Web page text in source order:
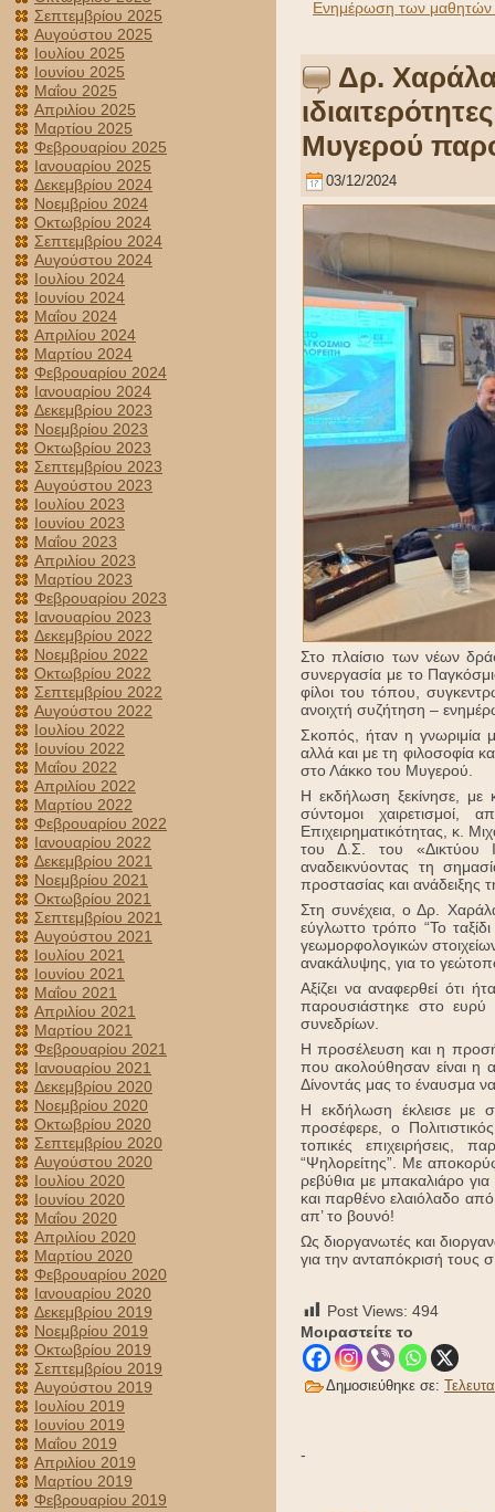
Σεπτεμβρίου 2025
Αυγούστου 2025
Ιουλίου 2025
Ιουνίου 2025
Μαΐου 2025
Απριλίου 2025
Μαρτίου 2025
Φεβρουαρίου 2025
Ιανουαρίου 2025
Δεκεμβρίου 2024
Νοεμβρίου 2024
Οκτωβρίου 2024
Σεπτεμβρίου 2024
Αυγούστου 2024
Ιουλίου 2024
Ιουνίου 2024
Μαΐου 2024
Απριλίου 2024
Μαρτίου 2024
Φεβρουαρίου 2024
Ιανουαρίου 2024
Δεκεμβρίου 2023
Νοεμβρίου 2023
Οκτωβρίου 2023
Σεπτεμβρίου 2023
Αυγούστου 2023
Ιουλίου 2023
Ιουνίου 2023
Μαΐου 2023
Απριλίου 2023
Μαρτίου 2023
Φεβρουαρίου 2023
Ιανουαρίου 2023
Δεκεμβρίου 2022
Νοεμβρίου 2022
Οκτωβρίου 2022
Σεπτεμβρίου 2022
Αυγούστου 2022
Ιουλίου 2022
Ιουνίου 2022
Μαΐου 2022
Απριλίου 2022
Μαρτίου 2022
Φεβρουαρίου 2022
Ιανουαρίου 2022
Δεκεμβρίου 2021
Νοεμβρίου 2021
Οκτωβρίου 2021
Σεπτεμβρίου 2021
Αυγούστου 2021
Ιουλίου 2021
Ιουνίου 2021
Μαΐου 2021
Απριλίου 2021
Μαρτίου 2021
Φεβρουαρίου 2021
Ιανουαρίου 2021
Δεκεμβρίου 2020
Νοεμβρίου 2020
Οκτωβρίου 2020
Σεπτεμβρίου 2020
Αυγούστου 2020
Ιουλίου 2020
Ιουνίου 2020
Μαΐου 2020
Απριλίου 2020
Μαρτίου 2020
Φεβρουαρίου 2020
Ιανουαρίου 2020
Δεκεμβρίου 2019
Νοεμβρίου 2019
Οκτωβρίου 2019
Σεπτεμβρίου 2019
Αυγούστου 2019
Ιουλίου 2019
Ιουνίου 2019
Μαΐου 2019
Απριλίου 2019
Μαρτίου 2019
Φεβρουαρίου 2019
Ενημέρωση των μαθητών
Δρ.
Μυγερού
03/12/2024
Στο πλαίσιο των νέων
συνεργασία με το
φίλοι του τόπου,
ανοιχτή συζήτηση –
Σκοπός, ήταν η γνωριμία
αλλά και με τη φιλοσοφία
στο Λάκκο του Μυγερού.
Η εκδήλωση ξεκίνησε,
σύντομοι
Επιχειρηματικότητας, κ.
του Δ.Σ. του «Δικτύου
αναδεικνύοντας τη
προστασίας και ανάδειξης
Στη συνέχεια, ο Δρ.
εύγλωττο τρόπο “Το
γεωμορφολογικών
ανακάλυψης, για το
Αξίζει να αναφερθεί
παρουσιάστηκε στο ευρύ
συνεδρίων.
Η προσέλευση και η
που ακολούθησαν είναι η
Δίνοντάς μας το έναυσμα
Η εκδήλωση έκλεισε με
προσέφερε, ο
τοπικές επιχειρήσεις,
“Ψηλορείτης”. Με
ρεβύθια με μπακαλιάρο
και παρθένο ελαιόλαδο
απ’ το βουνό!
Ως διοργανωτές και
για την ανταπόκρισή τους
Post Views: 494
Μοιραστείτε το
Δημοσιεύθηκε σε:
-